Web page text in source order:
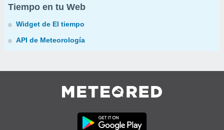
Tiempo en tu Web
Widget de El tiempo
API de Meteorología